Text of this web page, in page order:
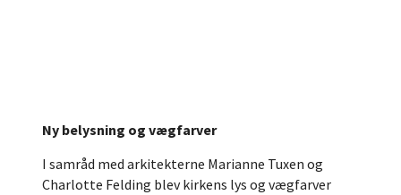
Ny belysning og vægfarver
I samråd med arkitekterne Marianne Tuxen og
Charlotte Felding blev kirkens lys og vægfarver